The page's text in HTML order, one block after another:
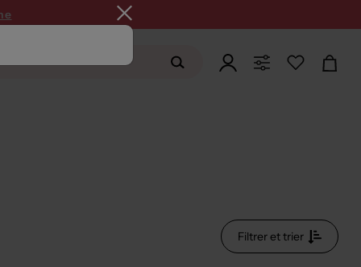
Filtrer et trier